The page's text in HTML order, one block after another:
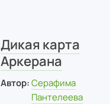
Дикая карта
Аркерана
Автор: Серафима
Пантелеева